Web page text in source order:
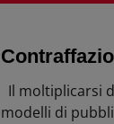
Il moltiplicarsi
modelli di